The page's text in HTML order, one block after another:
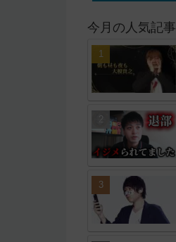
今月の人気記事